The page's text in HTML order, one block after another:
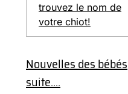
trouvez le nom de
votre chiot!
Nouvelles des bébés
suite....